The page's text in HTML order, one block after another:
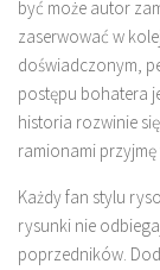
być może autor
zaserwować w
doświadczonym,
postępu bohatera
historia rozwinie
ramionami
Każdy fan stylu
rysunki nie
poprzedników.